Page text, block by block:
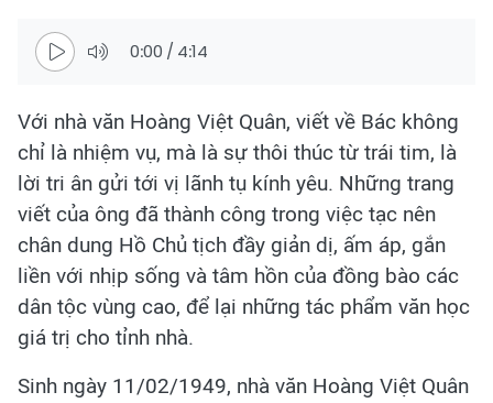
0:00 / 4:14
Với nhà văn Hoàng Việt Quân, viết về Bác không
chỉ là nhiệm vụ, mà là sự thôi thúc từ trái tim, là
lời tri ân gửi tới vị lãnh tụ kính yêu. Những trang
viết của ông đã thành công trong việc tạc nên
chân dung Hồ Chủ tịch đầy giản dị, ấm áp, gắn
liền với nhịp sống và tâm hồn của đồng bào các
dân tộc vùng cao, để lại những tác phẩm văn học
giá trị cho tỉnh nhà.
Sinh ngày 11/02/1949, nhà văn Hoàng Việt Quân